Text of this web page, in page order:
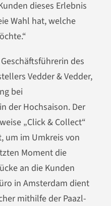
dieses Erlebnis
Wahl hat, welche
des
Vedder & Vedder,
bei
der Hochsaison. Der
„Click & Collect“
um im Umkreis von
Moment die
an die Kunden
in Amsterdam dient
mithilfe der Paazl-